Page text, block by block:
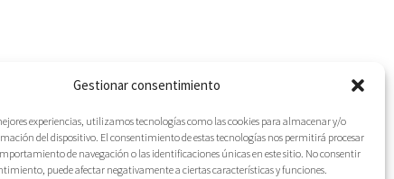
Gestionar consentimiento
experiencias, utilizamos tecnologías como las cookies para almacenar y/o
del dispositivo. El consentimiento de estas tecnologías nos permitirá procesar
de navegación o las identificaciones únicas en este sitio. No consentir
puede afectar negativamente a ciertas características y funciones.